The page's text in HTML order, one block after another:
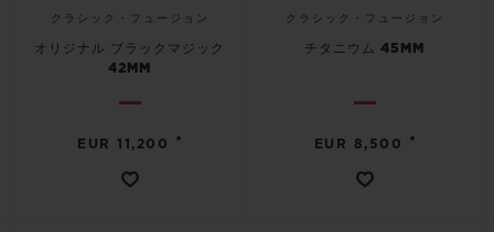
クラシック・フュージョン
オリジナル ブラックマジック
42MM
EUR 11,200 •
クラシック・フュージョン
チタニウム 45MM
EUR 8,500 •